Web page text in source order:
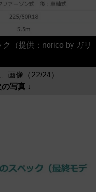
（提供：norico by ガリ
画像（22/24）
写真 ↓